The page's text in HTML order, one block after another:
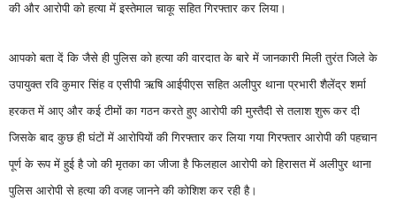
की और आरोपी को हत्या में इस्तेमाल चाकू सहित गिरफ्तार कर लिया।
आपको बता दें कि जैसे ही पुलिस को हत्या की वारदात के बारे में जानकारी मिली तुरंत जिले के
उपायुक्त रवि कुमार सिंह व एसीपी ऋषि आईपीएस सहित अलीपुर थाना प्रभारी शैलेंद्र शर्मा
हरकत में आए और कई टीमों का गठन करते हुए आरोपी की मुस्तैदी से तलाश शुरू कर दी
जिसके बाद कुछ ही घंटों में आरोपियों की गिरफ्तार कर लिया गया गिरफ्तार आरोपी की पहचान
पूर्ण के रूप में हुई है जो की मृतका का जीजा है फिलहाल आरोपी को हिरासत में अलीपुर थाना
पुलिस आरोपी से हत्या की वजह जानने की कोशिश कर रही है।